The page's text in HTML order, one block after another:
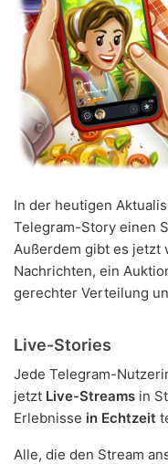
In der heutigen
Telegram-Story einen
Außerdem gibt es jetzt
Nachrichten, ein
gerechter Verteilung
Live-Stories
Jede Telegram-
jetzt Live-Streams in
Erlebnisse in Echtzeit
Alle, die den Stream